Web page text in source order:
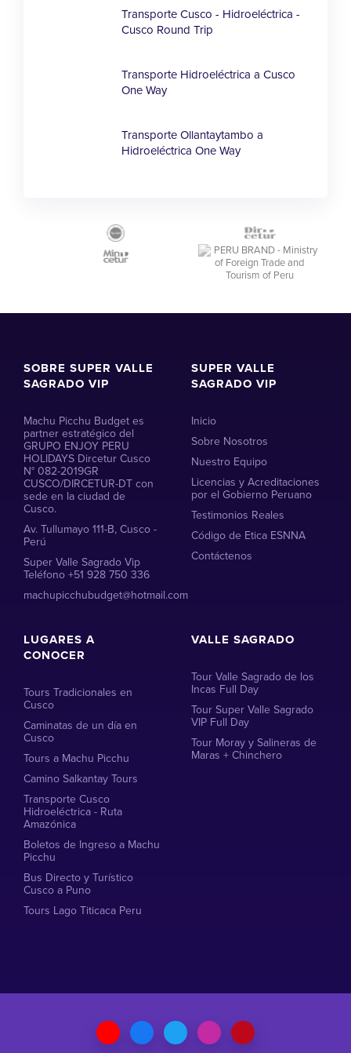
Transporte Cusco - Hidroeléctrica -
Cusco Round Trip
Transporte Hidroeléctrica a Cusco
One Way
Transporte Ollantaytambo a
Hidroeléctrica One Way
SOBRE SUPER VALLE
SAGRADO VIP
Machu Picchu Budget es
partner estratégico del
GRUPO ENJOY PERU
HOLIDAYS Dircetur Cusco
N° 082-2019GR
CUSCO/DIRCETUR-DT con
sede en la ciudad de
Cusco.
Av. Tullumayo 111-B, Cusco -
Perú
Super Valle Sagrado Vip
Teléfono +51 928 750 336
machupicchubudget@hotmail.com
SUPER VALLE
SAGRADO VIP
Inicio
Sobre Nosotros
Nuestro Equipo
Licencias y Acreditaciones
por el Gobierno Peruano
Testimonios Reales
Código de Etica ESNNA
Contáctenos
LUGARES A
CONOCER
Tours Tradicionales en
Cusco
Caminatas de un día en
Cusco
Tours a Machu Picchu
Camino Salkantay Tours
Transporte Cusco
Hidroeléctrica - Ruta
Amazónica
Boletos de Ingreso a Machu
Picchu
Bus Directo y Turístico
Cusco a Puno
Tours Lago Titicaca Peru
VALLE SAGRADO
Tour Valle Sagrado de los
Incas Full Day
Tour Super Valle Sagrado
VIP Full Day
Tour Moray y Salineras de
Maras + Chinchero